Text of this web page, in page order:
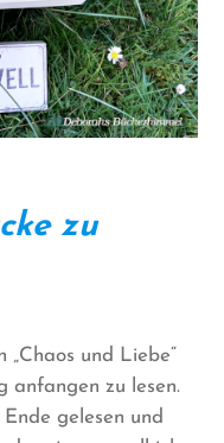
zu
und Liebe“
anfangen zu lesen.
gelesen und